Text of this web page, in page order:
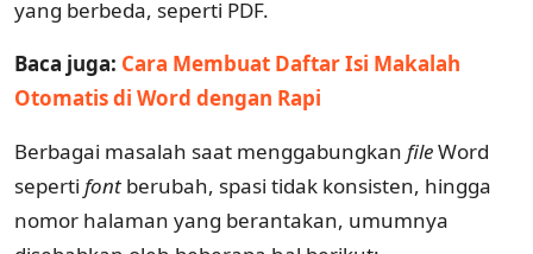
yang berbeda, seperti PDF.
Baca juga: Cara Membuat Daftar Isi Makalah
Otomatis di Word dengan Rapi
Berbagai masalah saat menggabungkan fileWord
seperti font berubah, spasi tidak konsisten, hingga
nomor halaman yang berantakan, umumnya